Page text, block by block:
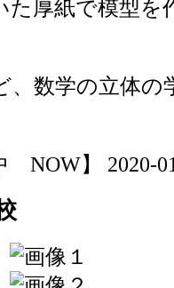
た厚紙で模型
、数学の立体の
NOW】 2020-